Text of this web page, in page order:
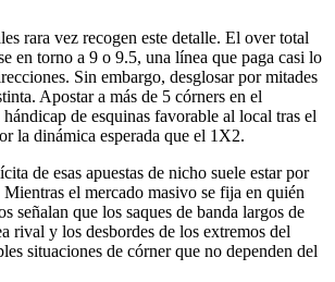
rara vez recogen este detalle. El over total
en torno a 9 o 9.5, una línea que paga casi lo
Sin embargo, desglosar por mitades
Apostar a más de 5 córners en el
de esquinas favorable al local tras el
la dinámica esperada que el 1X2.
de esas apuestas de nicho suele estar por
el mercado masivo se fija en quién
señalan que los saques de banda largos de
rival y los desbordes de los extremos del
situaciones de córner que no dependen del